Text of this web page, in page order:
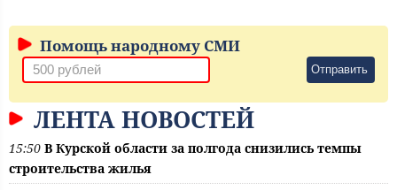
Помощь народному СМИ
Отправить
ЛЕНТА НОВОСТЕЙ
15:50 В Курской области за полгода снизились темпы
строительства жилья